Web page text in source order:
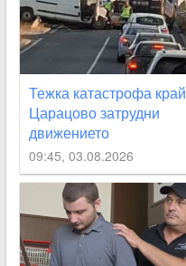
Тежка катастрофа край
Царацово затрудни
движението
09:45, 03.08.2026